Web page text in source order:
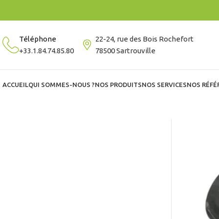
Téléphone
+33.1.84.74.85.80
22-24, rue des Bois Rochefort
78500 Sartrouville
ACCUEIL QUI SOMMES-NOUS ?NOS PRODUITSNOS SERVICESNOS